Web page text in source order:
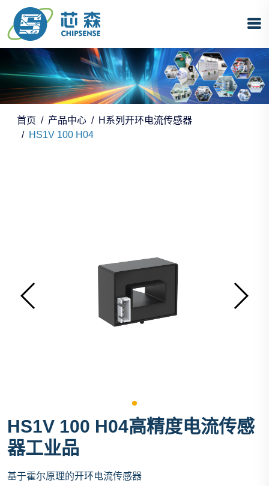
首页 产品中心
H系列开环电流传感器
HS1V 100 H04
HS1V 100 H04高精度电流传感
器工业品
基于霍尔原理的开环电流传感器